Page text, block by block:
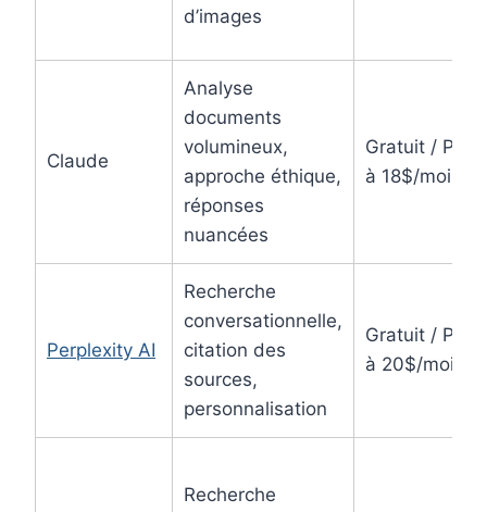
d’images
Claude
Analyse
documents
volumineux,
approche éthique,
réponses
nuancées
Gratuit / Pro
à 18$/mois
Perplexity AI
Recherche
conversationnelle,
citation des
sources,
personnalisation
Gratuit / Pro
à 20$/mois
Recherche